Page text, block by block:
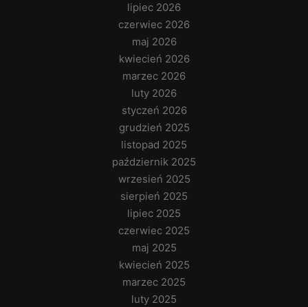
lipiec 2026
czerwiec 2026
maj 2026
kwiecień 2026
marzec 2026
luty 2026
styczeń 2026
grudzień 2025
listopad 2025
październik 2025
wrzesień 2025
sierpień 2025
lipiec 2025
czerwiec 2025
maj 2025
kwiecień 2025
marzec 2025
luty 2025